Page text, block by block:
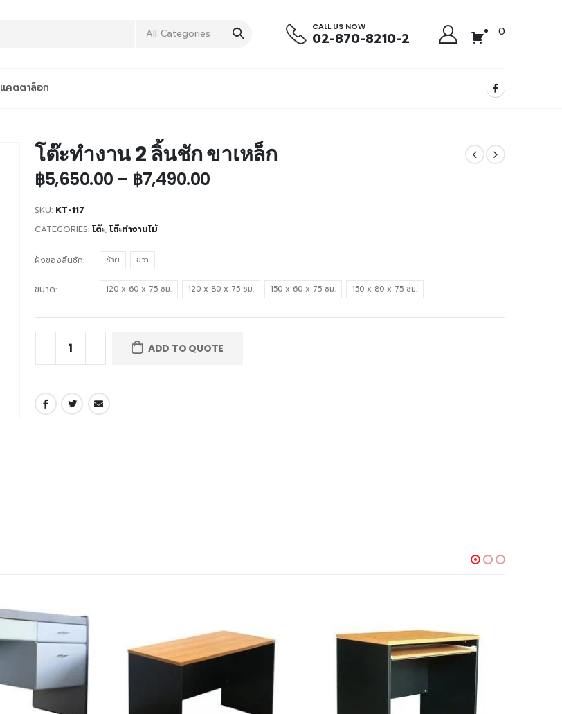
All Categories
CALL US NOW
02-870-8210-2 0
แคตตาล็อก
โต๊ะทำงาน 2 ลิ้นชัก ขาเหล็ก
฿5,650.00 – ฿7,490.00
SKU: KT-117
CATEGORIES: โต๊ะ, โต๊ะทำงานไม้
ฝั่งของลิ้นชัก ซ้าย ขวา
ขนาด 120 x 60 x 75 ซม. 120 x 80 x 75 ซม. 150 x 60 x 75 ซม. 150 x 80 x 75 ซม.
ADD TO QUOTE